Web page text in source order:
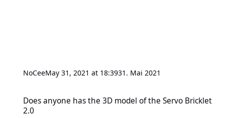
NoCeeMay 31, 2021 at 18:3931. Mai 2021
Does anyone has the 3D model of the Servo Bricklet
2.0